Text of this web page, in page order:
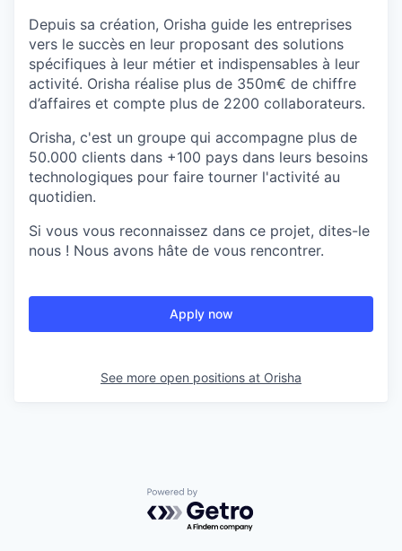
Depuis sa création, Orisha guide les entreprises
vers le succès en leur proposant des solutions
spécifiques à leur métier et indispensables à leur
activité. Orisha réalise plus de 350m€ de chiffre
d’affaires et compte plus de 2200 collaborateurs.
Orisha, c'est un groupe qui accompagne plus de
50.000 clients dans +100 pays dans leurs besoins
technologiques pour faire tourner l'activité au
quotidien.
Si vous vous reconnaissez dans ce projet, dites-le
nous ! Nous avons hâte de vous rencontrer.
Apply now
See more open positions at Orisha
Powered by Getro.com